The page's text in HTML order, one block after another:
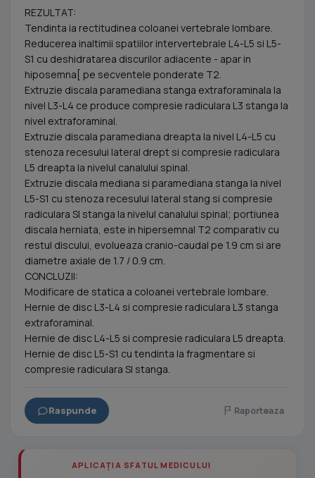
REZULTAT:
Tendinta ia rectitudinea coloanei vertebrale lombare.
Reducerea inaltimii spatiilor intervertebrale L4-L5 si L5-
S1 cu deshidratarea discurilor adiacente - apar in
hiposemna[ pe secventele ponderate T2.
Extruzie discala paramediana stanga extraforaminala la
nivel L3-L4 ce produce compresie radiculara L3 stanga la
nivel extraforaminal.
Extruzie discala paramediana dreapta la nivel L4-L5 cu
stenoza recesului lateral drept si compresie radiculara
L5 dreapta la nivelul canalului spinal.
Extruzie discala mediana si paramediana stanga Ia nivel
L5-S1 cu stenoza recesului lateral stang si compresie
radiculara SI stanga la nivelul canalului spinal; portiunea
discala herniata, este in hipersemnal T2 comparativ cu
restul discului, evolueaza cranio-caudal pe 1.9 cm si are
diametre axiale de 1.7 / 0.9 cm.
CONCLUZII:
Modificare de statica a coloanei vertebrale lombare.
Hernie de disc L3-L4 si compresie radiculara L3 stanga
extraforaminal.
Hernie de disc L4-L5 si compresie radiculara L5 dreapta.
Hernie de disc L5-S1 cu tendinta la fragmentare si
compresie radiculara SI stanga.
Raspunde Raporteaza
APLICAȚIA SFATUL MEDICULUI